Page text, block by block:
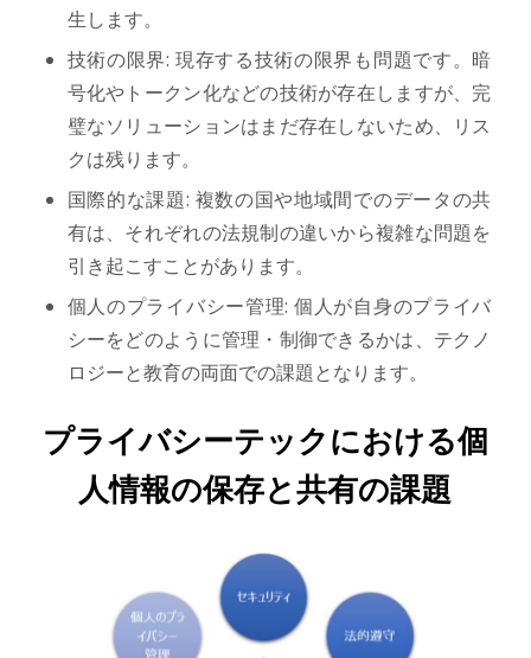
生します。
技術の限界: 現存する技術の限界も問題です。暗
号化やトークン化などの技術が存在しますが、完
璧なソリューションはまだ存在しないため、リス
クは残ります。
国際的な課題: 複数の国や地域間でのデータの共
有は、それぞれの法規制の違いから複雑な問題を
引き起こすことがあります。
個人のプライバシー管理: 個人が自身のプライバ
シーをどのように管理・制御できるかは、テクノ
ロジーと教育の両面での課題となります。
プライバシーテックにおける個
人情報の保存と共有の課題